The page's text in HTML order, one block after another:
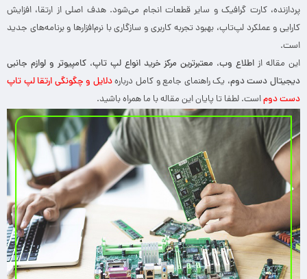
پردازنده، کارت گرافیک و سایر قطعات انجام می‌شود. هدف اصلی از ارتقا، افزایش
کارایی و عملکرد لپ‌تاپ، بهبود تجربه کاربری و سازگاری با نرم‌افزارها و برنامه‌های جدید
است.
این مقاله از اطلاع وب، معتبرترین مرکز خرید انواع لپ تاپ، کامپیوتر و لوازم جانبی
دیجیتال دست دوم، یک راهنمای جامع و کامل دربارهدلایل و چگونگی ارتقا لپ تاپ
دست دوماست. لطفا تا پایان این مقاله با ما همراه باشید.